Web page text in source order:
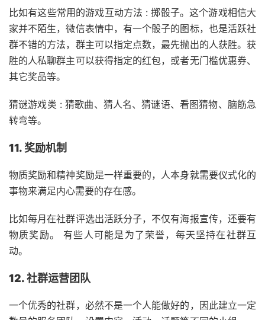
比如有这些常用的游戏互动方法 : 掷骰子。这个游戏相信大
家并不陌生，微信表情中，有一个骰子的图标，也是活跃社
群不错的方法，群主可以指定点数，最先抛出的人获胜。获
胜的人私聊群主可以获得指定的红包，或者无门槛优惠券、
其它奖品等。
猜谜游戏类 : 猜歌曲、猜人名、猜谜语、看图猜物、脑筋急
转弯等。
11. 奖励机制
物质奖励和精神奖励是一样重要的，人本身就需要仪式化的
事物来满足内心需要的存在感。
比如每月在社群评选出活跃分子，不仅有海报宣传，还要有
物质奖励。 有些人可能是为了荣誉，每天坚持在社群互
动。
12. 社群运营团队
一个优秀的社群，必然不是一个人能做好的，因此建立一定